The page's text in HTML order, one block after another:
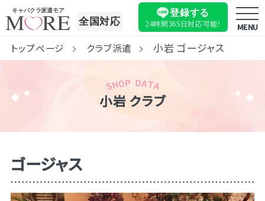
キャバクラ派遣モア
全国対応
登録する
24時間365日対応可能! MENU
トップページ クラブ派遣 小岩 ゴージャス
小岩 クラブ
ゴージャス